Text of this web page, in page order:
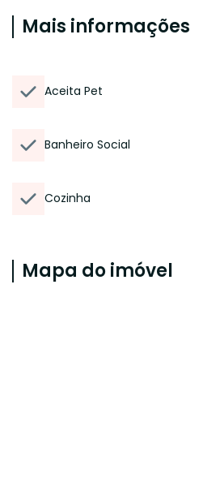
Mais informações
Aceita Pet
Banheiro Social
Cozinha
Mapa do imóvel